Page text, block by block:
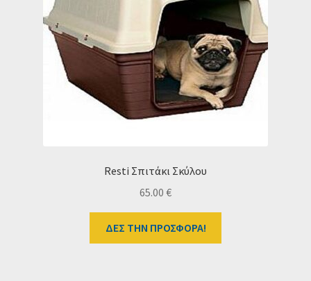
Resti Σπιτάκι Σκύλου
65.00 €
ΔΕΣ ΤΗΝ ΠΡΟΣΦΟΡΑ!